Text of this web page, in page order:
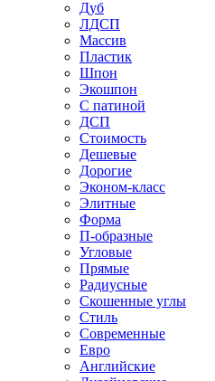
Дуб
ЛДСП
Массив
Пластик
Шпон
Экошпон
С патиной
ДСП
Стоимость
Дешевые
Дорогие
Эконом-класс
Элитные
Форма
П-образные
Угловые
Прямые
Радиусные
Скошенные углы
Стиль
Современные
Евро
Английские